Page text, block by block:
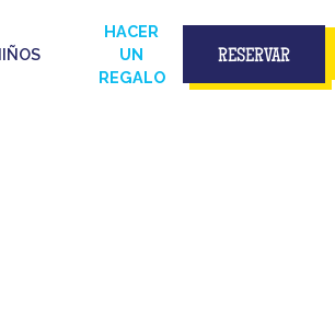
HACER
UN
REGALO
RESERVAR